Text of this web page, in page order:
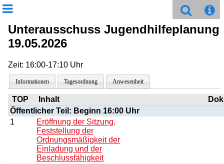
Unterausschuss Jugendhilfeplanung
19.05.2026
Zeit: 16:00-17:10 Uhr
Informationen Tagesordnung Anwesenheit
TOP Inhalt
Öffentlicher Teil: Beginn 16:00 Uhr
1
Eröffnung der Sitzung,
Feststellung der
Ordnungsmäßigkeit der
Einladung und der
Beschlussfähigkeit